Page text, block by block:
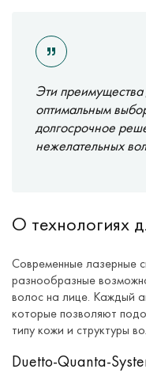
Эти
оптимальным
долгосрочное
нежелательных
О технологиях
Современные лазерные
разнообразные
волос на лице. Каждый
которые позволяют
типу кожи и структуры
Duetto-Quanta-